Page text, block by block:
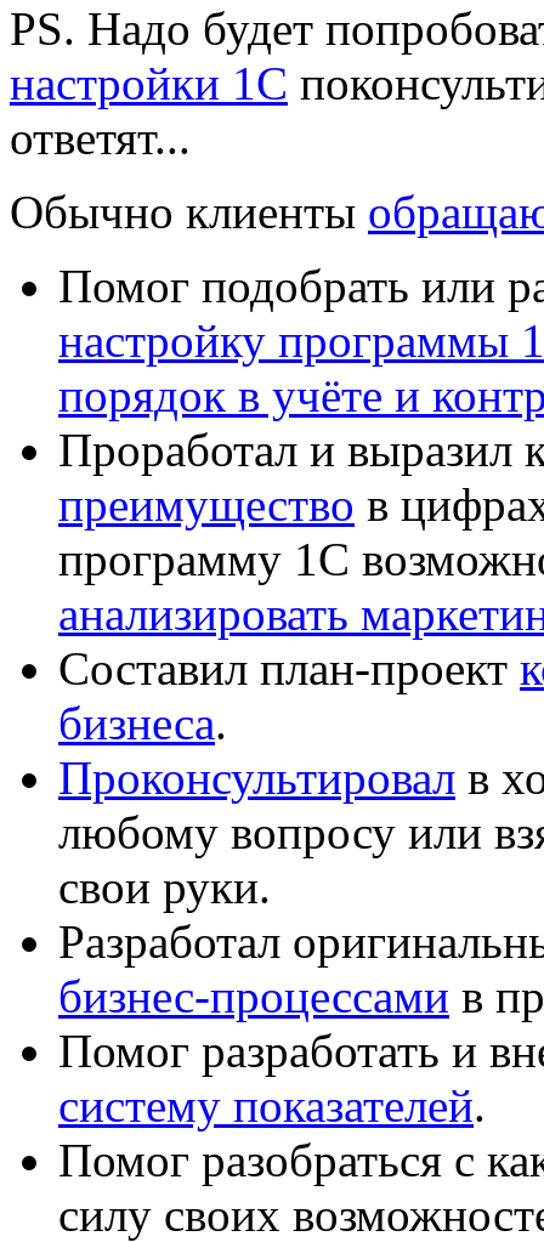
PS. Надо будет
настройки 1С
ответят...
Обычно клиенты
Помог подобрать или
настройку программы
порядок в учёте и
Проработал и выразил
преимущество в
программу 1С
анализировать
Составил план-проект
бизнеса.
Проконсультировал в
любому вопросу или
свои руки.
Разработал
бизнес-процессами в
Помог разработать и
систему показателей.
Помог разобраться с
силу своих